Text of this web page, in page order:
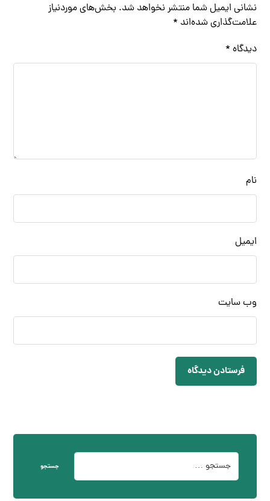
نشانی ایمیل شما منتشر نخواهد شد. بخش‌های موردنیاز
علامت‌گذاری شده‌اند *
دیدگاه *
نام
ایمیل
وب‌ سایت
فرستادن دیدگاه
جستجو